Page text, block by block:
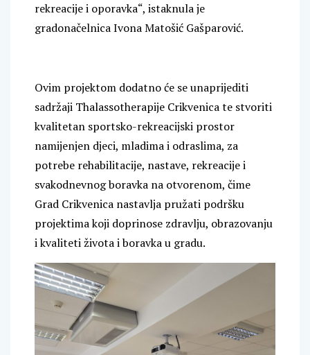
rekreacije i oporavka“, istaknula je
gradonačelnica Ivona Matošić Gašparović.
Ovim projektom dodatno će se unaprijediti
sadržaji Thalassotherapije Crikvenica te stvoriti
kvalitetan sportsko-rekreacijski prostor
namijenjen djeci, mladima i odraslima, za
potrebe rehabilitacije, nastave, rekreacije i
svakodnevnog boravka na otvorenom, čime
Grad Crikvenica nastavlja pružati podršku
projektima koji doprinose zdravlju, obrazovanju
i kvaliteti života i boravka u gradu.